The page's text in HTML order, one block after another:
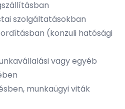
szolgáltatásokban
(konzuli hatósági
vagy egyéb
munkaügyi viták